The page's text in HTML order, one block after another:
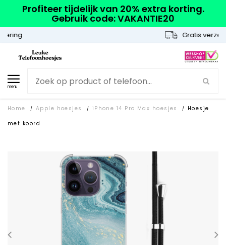
Profiteer tijdelijk van 20% extra korting.
Gebruik code: VAKANTIE20
menu
Home / Apple hoesjes / iPhone 14 Pro Max hoesjes /
Hoesje
met koord